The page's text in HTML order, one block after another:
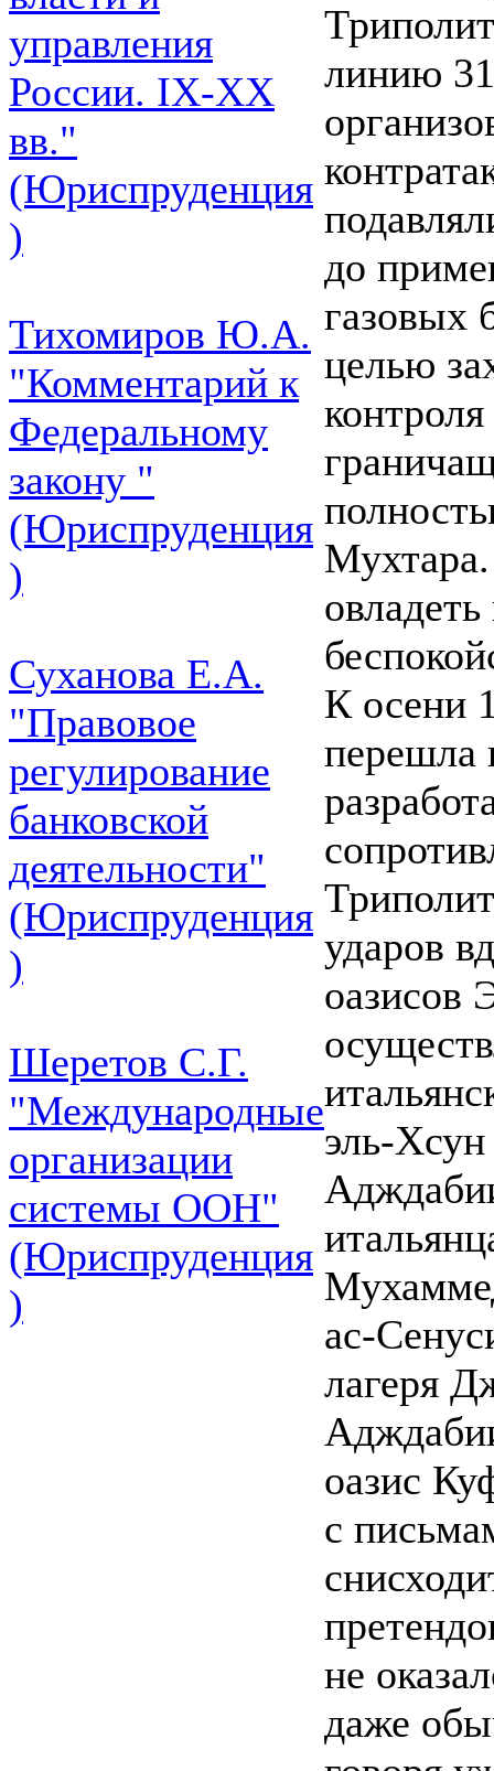
управления
России. IХ-ХХ
вв."
(Юриспруденция
)
Тихомиров Ю.А.
"Комментарий к
Федеральному
закону "
(Юриспруденция
)
Суханова Е.А.
"Правовое
регулирование
банковской
деятельности"
(Юриспруденция
)
Шеретов С.Г.
"Международные
организации
системы ООН"
(Юриспруденция
)
линию 31
до
газовых
целью
К осени
перешла
ударов
оазисов
эль-
ас-
лагеря
оазис
с
не
даже